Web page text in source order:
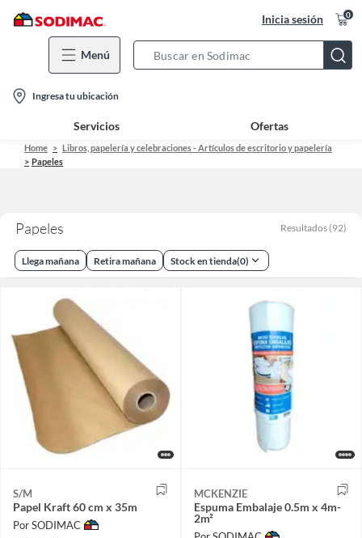
Inicia sesión 0
Menú
Bar
location-
icon
Ingresa tu ubicación
Servicios Ofertas
Home
Libros, papelería y celebraciones - Artículos de escritorio y papelería
Papeles
Papeles Resultados (92)
Llega mañana Retira mañana Stock en tienda(0)
S/M
Papel Kraft 60 cm x 35m
Por SODIMAC
MCKENZIE
Espuma Embalaje 0.5m x 4m-
2m²